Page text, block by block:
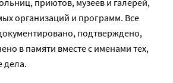
организаций и программ. Все
подтверждено,
в памяти вместе с именами тех,
дела.